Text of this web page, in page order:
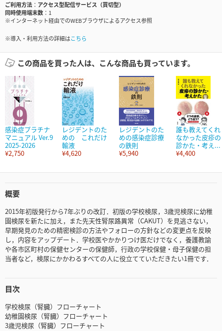
ご利用方法
アクセス型配信サービス（買切型）
同時使用端末数
1
※インターネット経由でのWEBブラウザによるアクセス参照
※導入・利用方法の詳細はこちら
この商品を買った人は、こんな商品も買っています。
感染症プラチナ
マニュアル Ver.9
2025-2026
¥2,750
レジデントのた
めの これだけ
輸液
¥4,620
レジデントのた
めの感染症診療
の鉄則
¥5,940
誰も教えてくれ
なかった皮疹の
診かた・考え...
¥4,400
概要
2015年初版発行から7年ぶりの改訂．初版の学校検尿，3歳児検尿に幼稚
園検尿を新たに加え，また先天性腎尿路異常（CAKUT）を見逃さない，
早期発見のための精密検診の方法やフォローの方針などの変更点を反映
し，内容をアップデート．学校医やかかりつけ医だけでなく，養護教諭
や各市区町村の保健センターの保健師，行政の学校保健・母子保健の担
当者など，検尿にかかわるすべての人に役立てていただきたい1冊です．
目次
学校検尿（腎臓）フローチャート
幼稚園検尿（腎臓）フローチャート
3歳児検尿（腎臓）フローチャート